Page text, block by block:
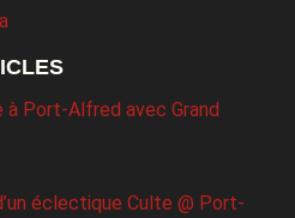
Port-Alfred avec Grand
éclectique Culte @ Port-